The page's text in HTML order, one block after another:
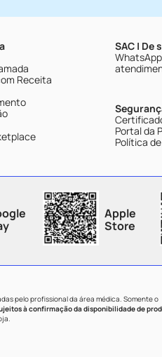
Receita
SAC | De
Portal da
Política
Apple
Store
pelo profissional da área médica. Somente o
à confirmação da disponibilidade de